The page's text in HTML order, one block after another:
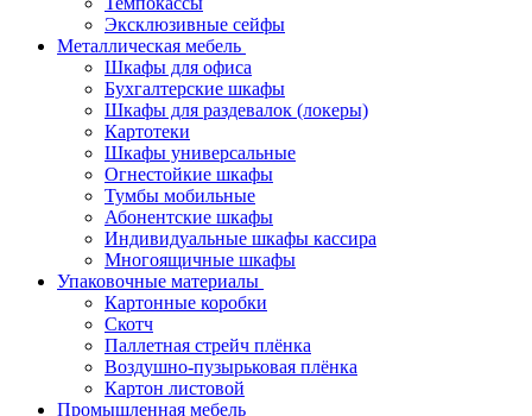
Эксклюзивные сейфы
Металлическая мебель
Шкафы для офиса
Бухгалтерские шкафы
Шкафы для раздевалок (локеры)
Картотеки
Шкафы универсальные
Огнестойкие шкафы
Тумбы мобильные
Абонентские шкафы
Индивидуальные шкафы кассира
Многоящичные шкафы
Упаковочные материалы
Картонные коробки
Скотч
Паллетная стрейч плёнка
Воздушно-пузырьковая плёнка
Картон листовой
Промышленная мебель